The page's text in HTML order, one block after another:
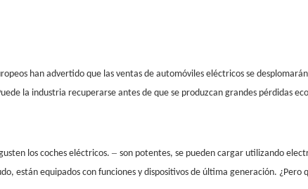
han advertido que las ventas de automóviles eléctricos se
la industria recuperarse antes de que se produzcan grandes pérdidas
los coches eléctricos. – son potentes, se pueden cargar utilizando
están equipados con funciones y dispositivos de última generación. ¿Pero